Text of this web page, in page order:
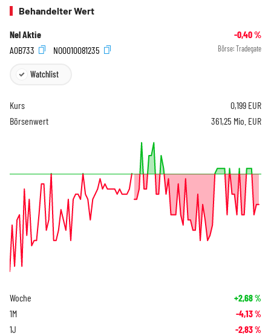
Behandelter Wert
Nel Aktie -0,40%
A0B733
NO0010081235 Börse: Tradegate
Watchlist
Kurs 0,199 EUR
Börsenwert
361,25 Mio. EUR
Woche +2,68%
1M -4,13%
1J -2,83%